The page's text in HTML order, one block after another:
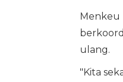
Menkeu
ulang.
"Kita